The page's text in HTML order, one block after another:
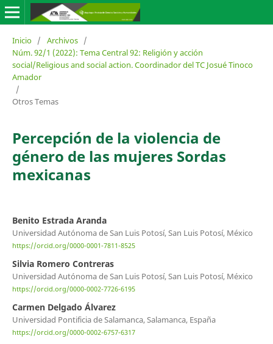
Inicio / Archivos /
Núm. 92/1 (2022): Tema Central 92: Religión y acción
social/Religious and social action. Coordinador del TC Josué Tinoco
Amador
/
Otros Temas
Percepción de la violencia de
género de las mujeres Sordas
mexicanas
Benito Estrada Aranda
Universidad Autónoma de San Luis Potosí, San Luis Potosí, México
https://orcid.org/0000-0001-7811-8525
Silvia Romero Contreras
Universidad Autónoma de San Luis Potosí, San Luis Potosí, México
https://orcid.org/0000-0002-7726-6195
Carmen Delgado Álvarez
Universidad Pontificia de Salamanca, Salamanca, España
https://orcid.org/0000-0002-6757-6317